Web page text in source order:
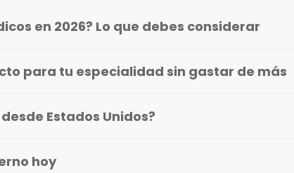
en 2026? Lo que debes considerar
para tu especialidad sin gastar de más
Estados Unidos?
hoy